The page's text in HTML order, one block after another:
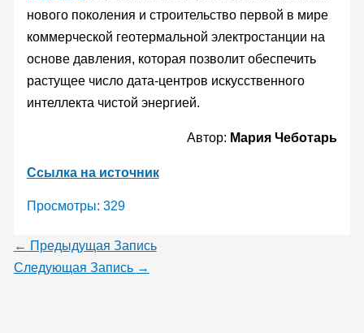
нового поколения и строительство первой в мире
коммерческой геотермальной электростанции на
основе давления, которая позволит обеспечить
растущее число дата-центров искусственного
интеллекта чистой энергией.
Автор: Мария Чеботарь
Ссылка на источник
Просмотры: 329
← Предыдущая Запись
Следующая Запись →